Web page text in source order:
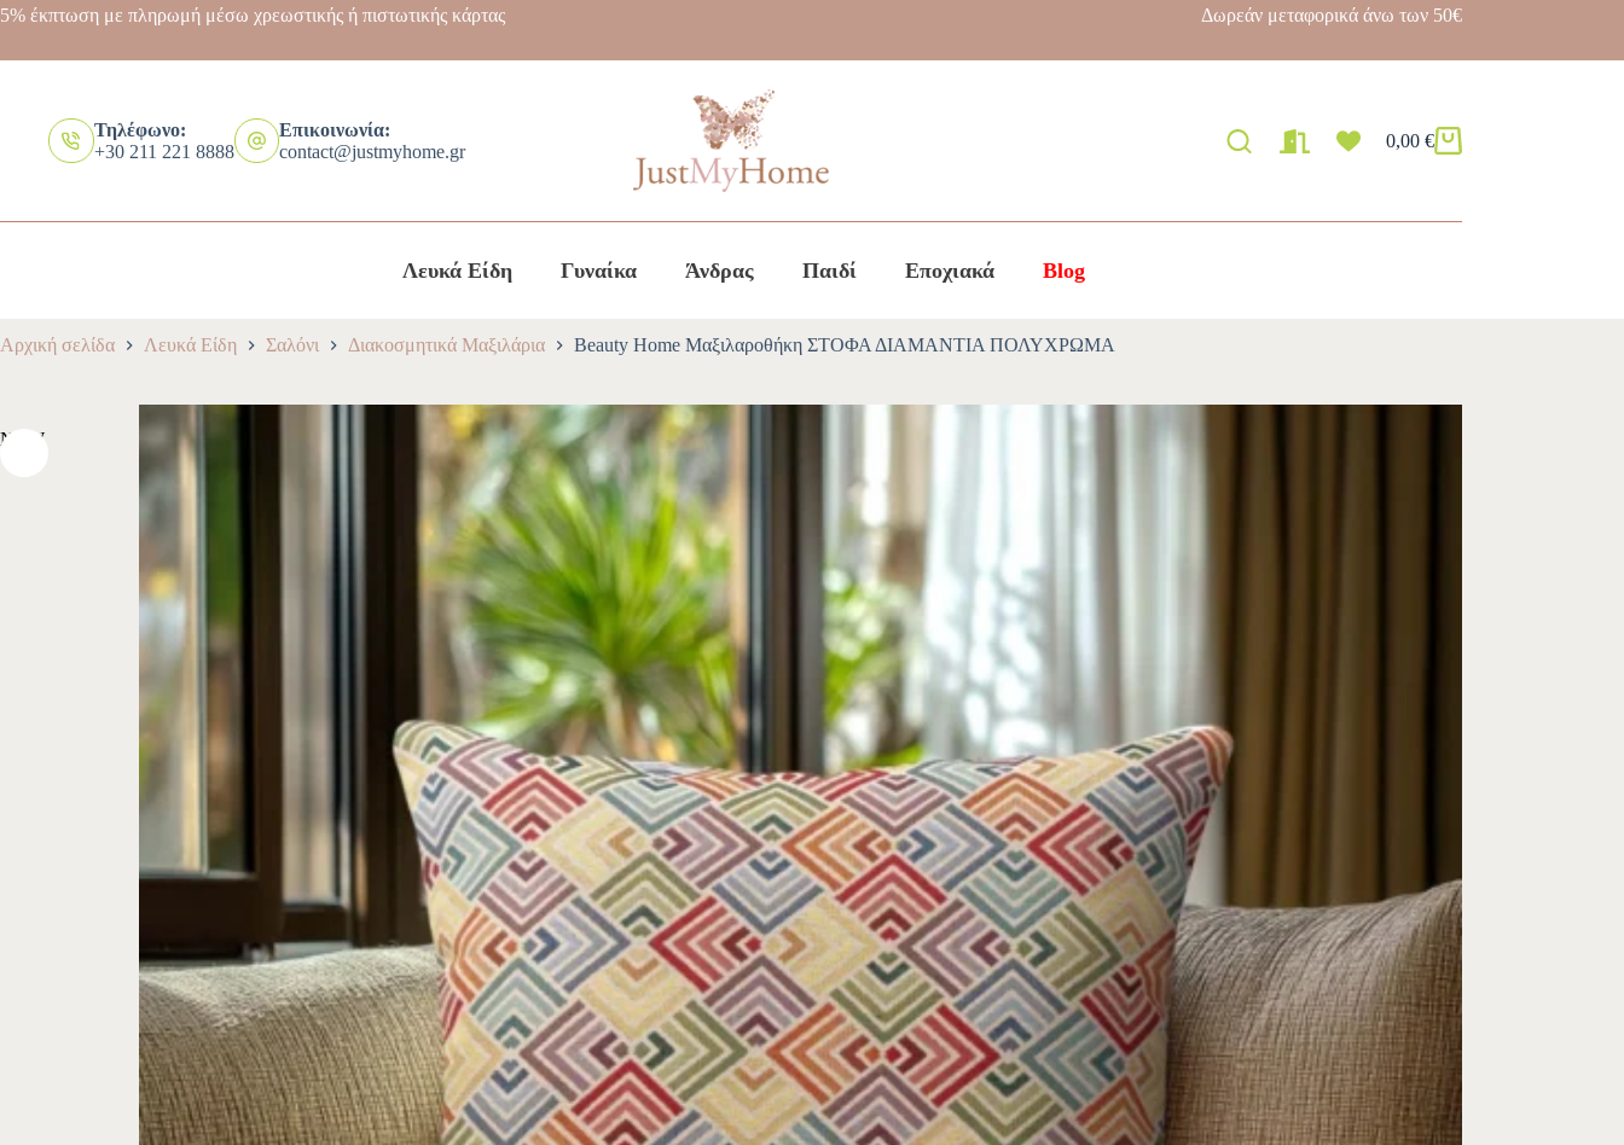
5% έκπτωση με πληρωμή μέσω χρεωστικής ή πιστωτικής κάρτας Δωρεάν μεταφορικά άνω των 50€
Τηλέφωνο:
+30 211 221 8888
Επικοινωνία:
contact@justmyhome.gr
0,00 €
Λευκά Είδη Γυναίκα Άνδρας Παιδί Εποχιακά Blog
Αρχική σελίδα Λευκά Είδη Σαλόνι Διακοσμητικά Μαξιλάρια Beauty Home Μαξιλαροθήκη ΣΤΟΦΑ ΔΙΑΜΑΝΤΙΑ ΠΟΛΥΧΡΩΜΑ
NEW